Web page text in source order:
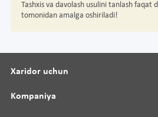
Tashxis va davolash usulini tanlash faqat
tomonidan amalga oshiriladi!
Xaridor uchun
Kompaniya